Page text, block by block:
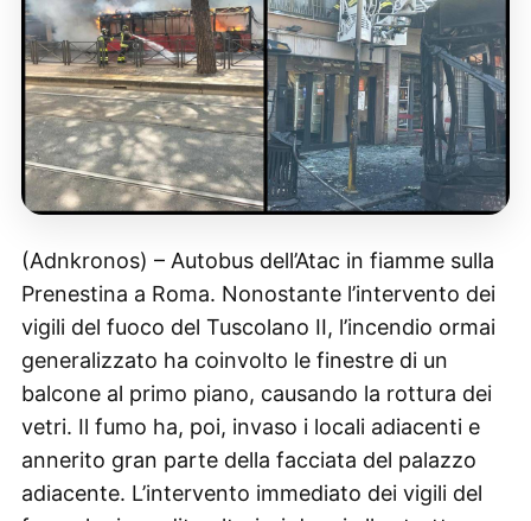
(Adnkronos) – Autobus dell’Atac in fiamme sulla
Prenestina a Roma. Nonostante l’intervento dei
vigili del fuoco del Tuscolano II, l’incendio ormai
generalizzato ha coinvolto le finestre di un
balcone al primo piano, causando la rottura dei
vetri. Il fumo ha, poi, invaso i locali adiacenti e
annerito gran parte della facciata del palazzo
adiacente. L’intervento immediato dei vigili del